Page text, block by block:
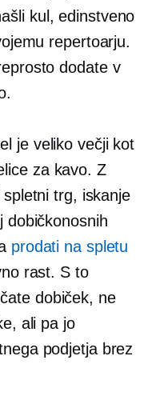
kul, edinstveno
repertoarju.
dodate v
je veliko večji kot
za kavo. Z
trg, iskanje
dobičkonosnih
prodati na spletu
rast. S to
dobiček, ne
ali pa jo
podjetja brez